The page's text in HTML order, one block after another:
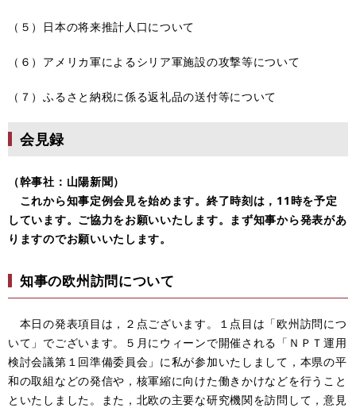
（５）日本の将来推計人口について
（６）アメリカ軍によるシリア軍施設の攻撃等について
（７）ふるさと納税に係る返礼品の送付等について
会見録
（幹事社：山陽新聞）
これから知事定例会見を始めます。終了時刻は，11時を予定
しています。ご協力をお願いいたします。まず知事から発表があ
りますのでお願いいたします。
知事の欧州訪問について
本日の発表項目は，２点ございます。１点目は「欧州訪問につ
いて」でございます。５月にウィーンで開催される「ＮＰＴ運用
検討会議第１回準備委員会」に私が参加いたしまして，本県の平
和の取組などの発信や，核軍縮に向けた働きかけなどを行うこと
といたしました。また，北欧の主要な研究機関を訪問して，意見